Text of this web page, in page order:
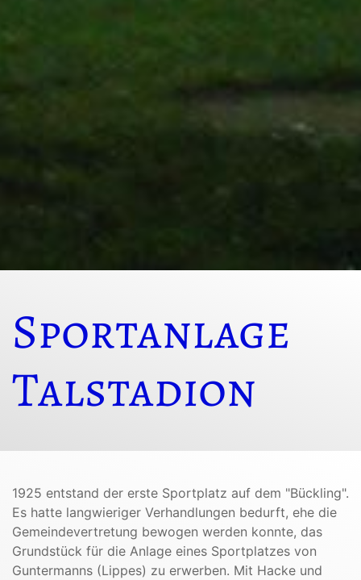
Sportanlage
Talstadion
1925 entstand der erste Sportplatz auf dem "Bückling".
Es hatte langwieriger Verhandlungen bedurft, ehe die
Gemeindevertretung bewogen werden konnte, das
Grundstück für die Anlage eines Sportplatzes von
Guntermanns (Lippes) zu erwerben. Mit Hacke und